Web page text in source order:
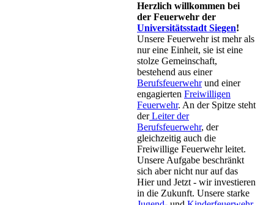
Herzlich willkommen bei
der Feuerwehr der
Universitätsstadt Siegen!
Unsere Feuerwehr ist mehr als
nur eine Einheit, sie ist eine
stolze Gemeinschaft,
bestehend aus einer
Berufsfeuerwehrund einer
engagierten Freiwilligen
Feuerwehr. An der Spitze steht
derLeiter der
Berufsfeuerwehr, der
gleichzeitig auch die
Freiwillige Feuerwehr leitet.
Unsere Aufgabe beschränkt
sich aber nicht nur auf das
Hier und Jetzt - wir investieren
in die Zukunft. Unsere starke